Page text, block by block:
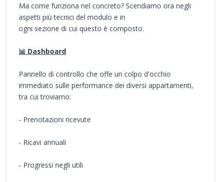
Ma come funziona nel concreto? Scendiamo ora negli
aspetti più tecnici del modulo e in
ogni sezione di cui questo è composto.
📊 Dashboard
Pannello di controllo che offe un colpo d'occhio
immediato sulle performance dei diversi appartamenti,
tra cui troviamo:
- Prenotazioni ricevute
- Ricavi annuali
- Progressi negli utili